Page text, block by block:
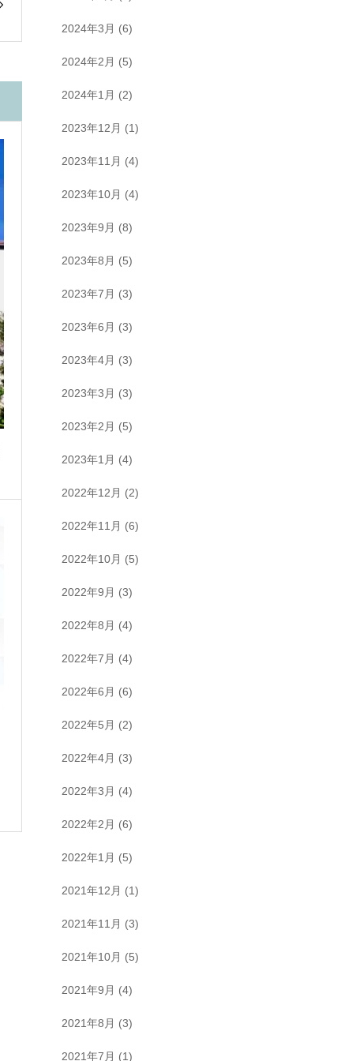
2024年3月 (6)
2024年2月 (5)
2024年1月 (2)
2023年12月 (1)
2023年11月 (4)
2023年10月 (4)
2023年9月 (8)
2023年8月 (5)
2023年7月 (3)
2023年6月 (3)
2023年4月 (3)
2023年3月 (3)
2023年2月 (5)
2023年1月 (4)
2022年12月 (2)
2022年11月 (6)
2022年10月 (5)
2022年9月 (3)
2022年8月 (4)
2022年7月 (4)
2022年6月 (6)
2022年5月 (2)
2022年4月 (3)
2022年3月 (4)
2022年2月 (6)
2022年1月 (5)
2021年12月 (1)
2021年11月 (3)
2021年10月 (5)
2021年9月 (4)
2021年8月 (3)
2021年7月 (1)